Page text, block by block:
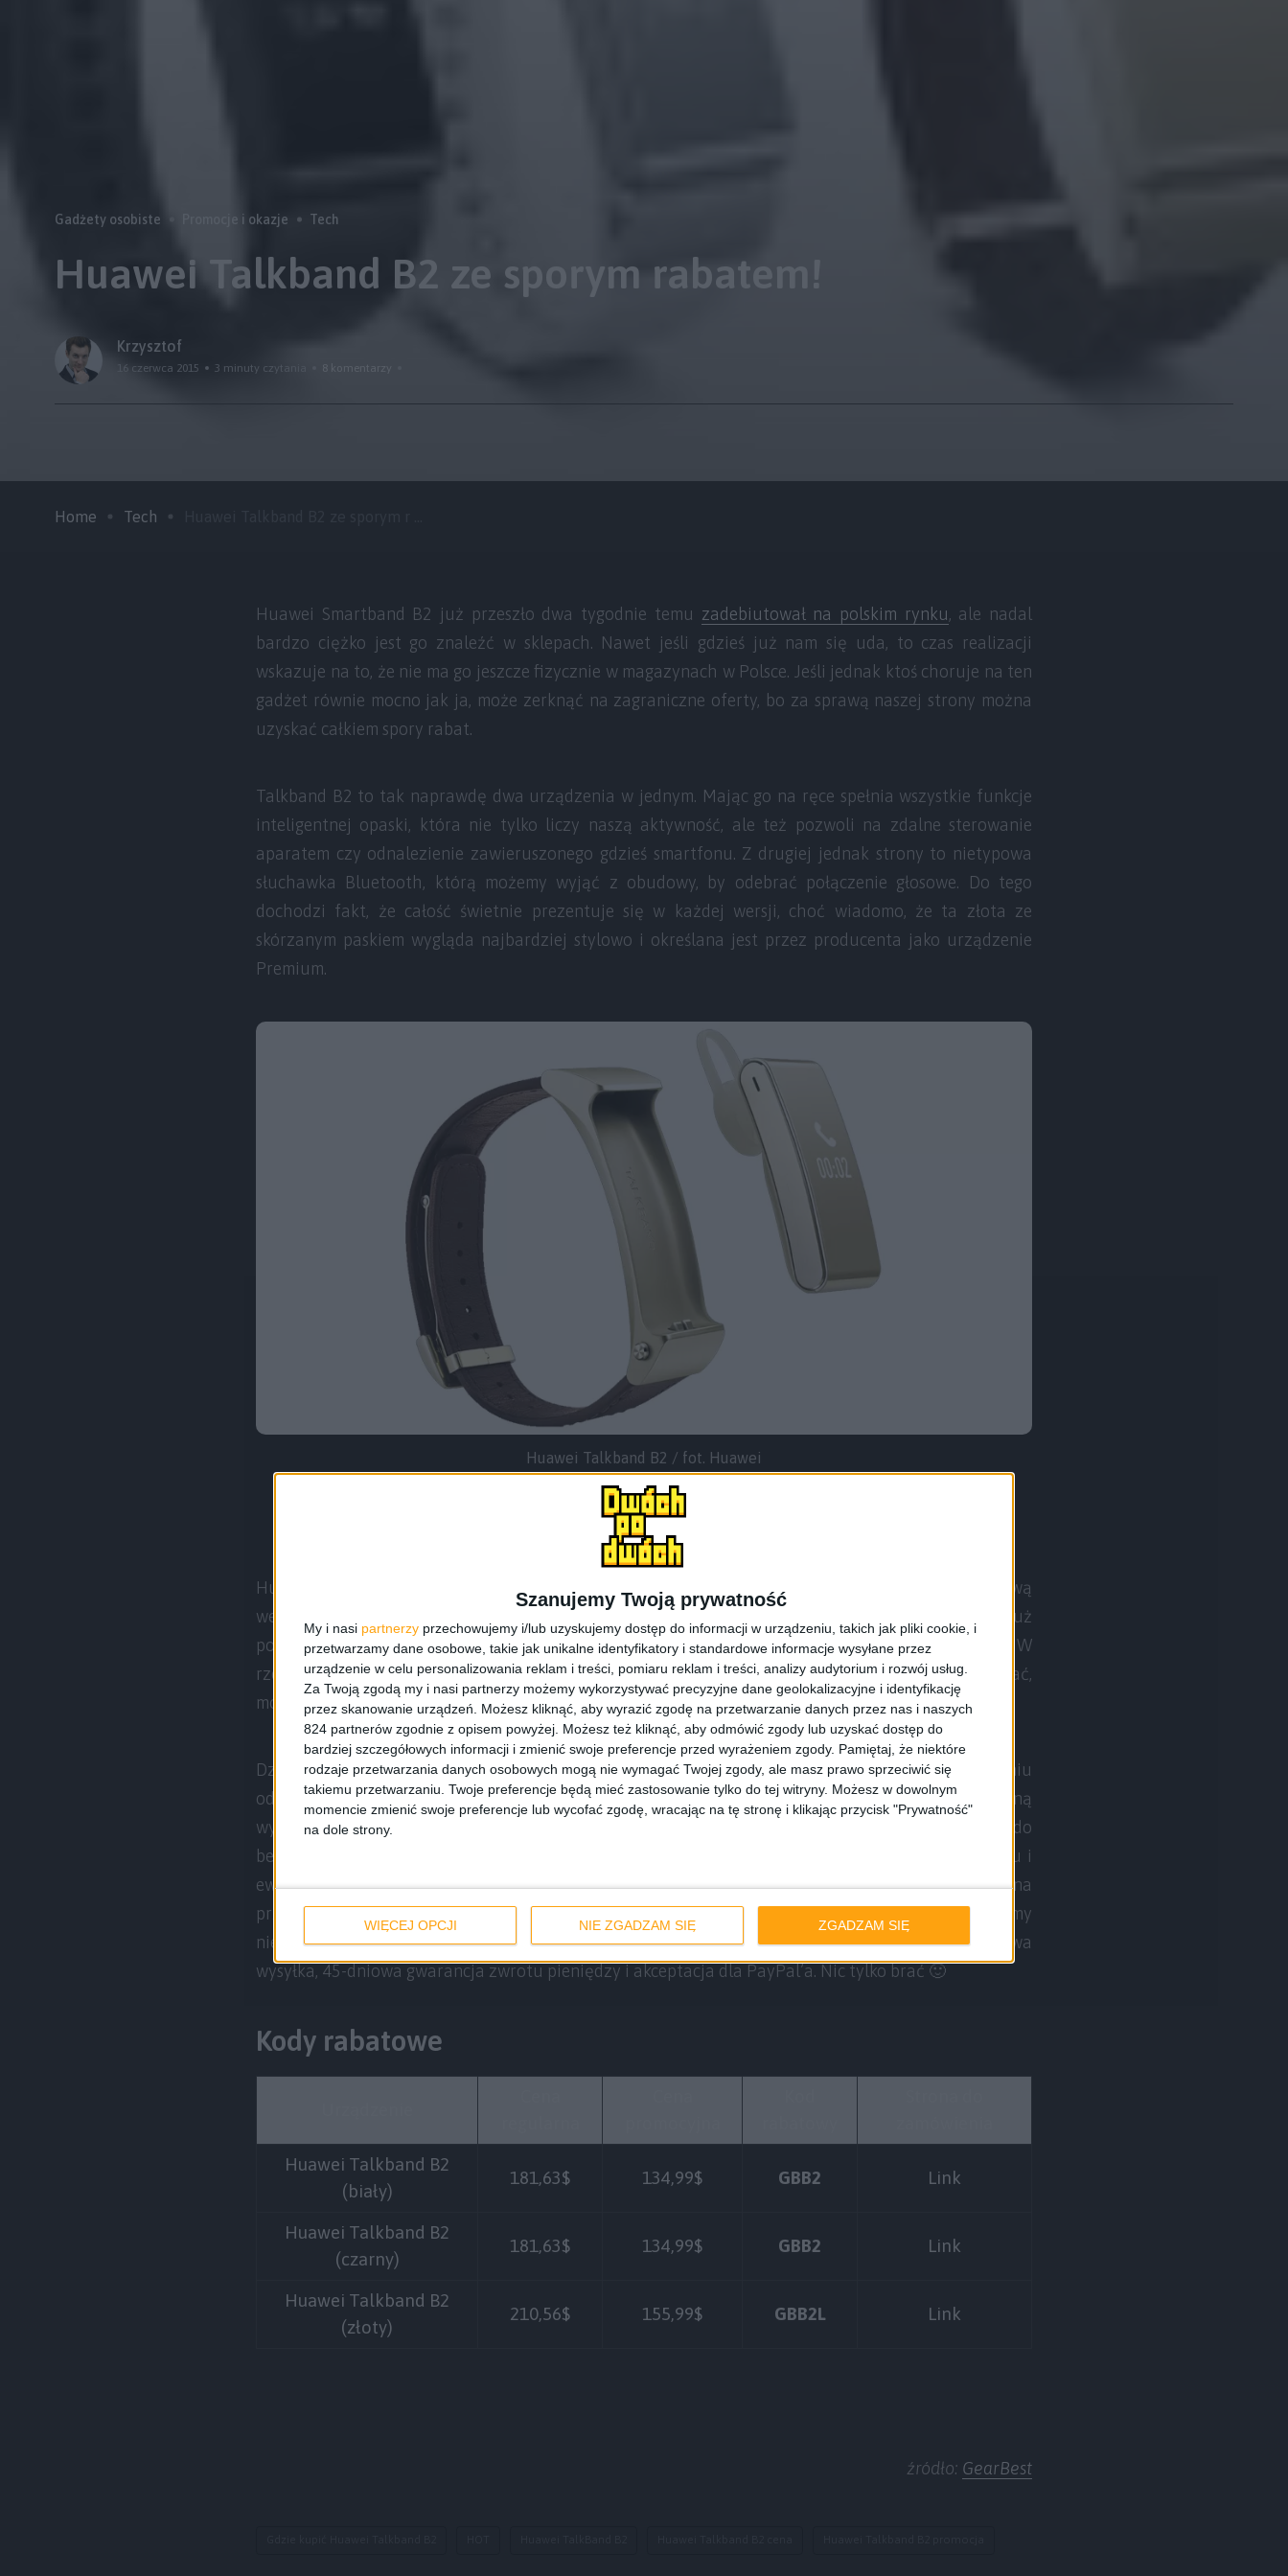
Szanujemy Twoją prywatność
My i nasi partnerzy przechowujemy i/lub uzyskujemy dostęp do informacji w urządzeniu, takich jak pliki cookie, i
przetwarzamy dane osobowe, takie jak unikalne identyfikatory i standardowe informacje wysyłane przez
urządzenie w celu personalizowania reklam i treści, pomiaru reklam i treści, analizy audytorium i rozwój usług.
Za Twoją zgodą my i nasi partnerzy możemy wykorzystywać precyzyjne dane geolokalizacyjne i identyfikację
przez skanowanie urządzeń. Możesz kliknąć, aby wyrazić zgodę na przetwarzanie danych przez nas i naszych
824 partnerów zgodnie z opisem powyżej. Możesz też kliknąć, aby odmówić zgody lub uzyskać dostęp do
bardziej szczegółowych informacji i zmienić swoje preferencje przed wyrażeniem zgody. Pamiętaj, że niektóre
rodzaje przetwarzania danych osobowych mogą nie wymagać Twojej zgody, ale masz prawo sprzeciwić się
takiemu przetwarzaniu. Twoje preferencje będą mieć zastosowanie tylko do tej witryny. Możesz w dowolnym
momencie zmienić swoje preferencje lub wycofać zgodę, wracając na tę stronę i klikając przycisk "Prywatność"
na dole strony.
WIĘCEJ OPCJI NIE ZGADZAM SIĘ ZGADZAM SIĘ
Gadżety osobiste Promocje i okazje Tech
Huawei Talkband B2 ze sporym rabatem!
Krzysztof
16 czerwca 2015 3 minuty czytania 8 komentarzy
Home Tech
Huawei Smartband B2 już przeszło dwa tygodnie temu zadebiutował na polskim rynku, ale nadal
bardzo ciężko jest go znaleźć w sklepach. Nawet jeśli gdzieś już nam się uda, to czas realizacji
wskazuje na to, że nie ma go jeszcze fizycznie w magazynach w Polsce. Jeśli jednak ktoś choruje na ten
gadżet równie mocno jak ja, może zerknąć na zagraniczne oferty, bo za sprawą naszej strony można
uzyskać całkiem spory rabat.
Talkband B2 to tak naprawdę dwa urządzenia w jednym. Mając go na ręce spełnia wszystkie funkcje
inteligentnej opaski, która nie tylko liczy naszą aktywność, ale też pozwoli na zdalne sterowanie
aparatem czy odnalezienie zawieruszonego gdzieś smartfonu. Z drugiej jednak strony to nietypowa
słuchawka Bluetooth, którą możemy wyjąć z obudowy, by odebrać połączenie głosowe. Do tego
dochodzi fakt, że całość świetnie prezentuje się w każdej wersji, choć wiadomo, że ta złota ze
skórzanym paskiem wygląda najbardziej stylowo i określana jest przez producenta jako urządzenie
Premium.
Huawei Talkband B2 / fot. Huawei
Huawei Talkband B2 powinien u nas kosztować około 699 złotych, biorąc pod uwagę tą podstawową
wersję w białym lub czarnym kolorze z paskiem z tworzywa sztucznego. Cena wariantu złotego to już
ponad 800 złotych. Tak przynajmniej informował Huawei, gdy urządzenie wchodziło na polski rynek. W
rzeczywistości dostępność tego gadżetu jest mocno utrudniona, dlatego jeśli ktoś nie chce czekać,
może zerknąć do sklepuGearBest.
Dzięki naszej stronie możecie kupić smartband oszczędzając przy tym ponad 50 dolarów. Po wpisaniu
odpowiedniego kodu za wersję Premium zapłacimy wówczas155,99 dolarów, a za białą lub czarną
wyjdzie134,99 dolarów
. Wszystkie szczegóły macie w poniższej tabelce, razem z linkiem do
bezpośredniej oferty sklepu. Co by nie mówić, ceny są bardzo atrakcyjne, bo nawet po przeliczeniu i
ewentualnym doliczeniu podatku VAT przez celników, cena wyniesie jeszcze mniej niż ta deklarowna
przez producenta. Spójrzmy. W najgorszym scenariuszu z podatkiem za wersję podstawową zapłacimy
niecałe 600 złotych, a za złotą ze skórzanym paskiem około 690 złotych. Do tego dochodzi darmowa
wysyłka, 45-dniowa gwarancja zwrotu pieniędzy i akceptacja dla PayPal’a. Nic tylko brać 🙂
Kody rabatowe
Huawei Talkband B2
(biały)
181,63$ 134,99$ GBB2 Link
Huawei Talkband B2
(czarny)
181,63$ 134,99$ GBB2 Link
Huawei Talkband B2
(złoty)
210,56$ 155,99$ GBB2L Link
źródło: GearBest